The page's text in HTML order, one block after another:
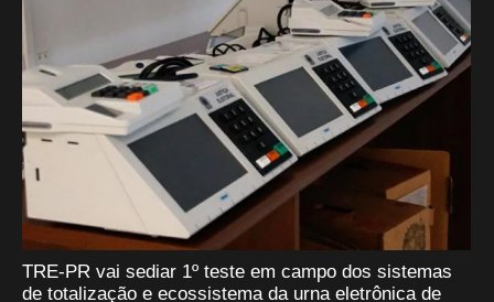
TRE-PR vai sediar 1º teste em campo dos sistemas
de totalização e ecossistema da urna eletrônica de